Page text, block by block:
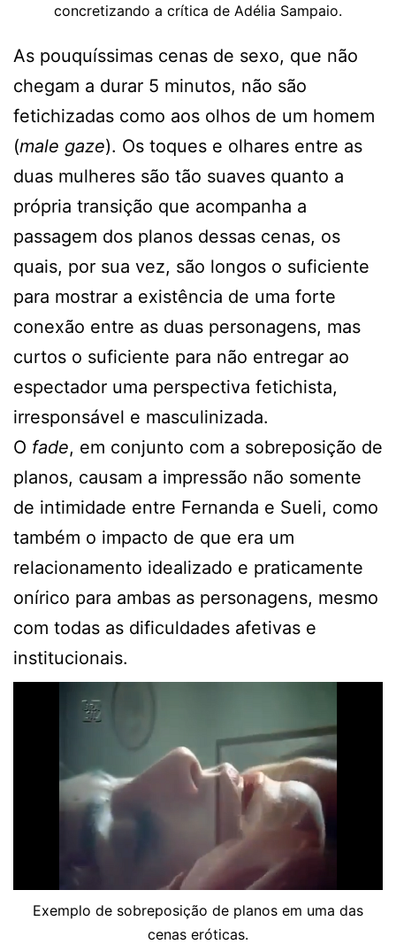
concretizando a crítica de Adélia Sampaio.
As pouquíssimas cenas de sexo, que não
chegam a durar 5 minutos, não são
fetichizadas como aos olhos de um homem
(male gaze). Os toques e olhares entre as
duas mulheres são tão suaves quanto a
própria transição que acompanha a
passagem dos planos dessas cenas, os
quais, por sua vez, são longos o suficiente
para mostrar a existência de uma forte
conexão entre as duas personagens, mas
curtos o suficiente para não entregar ao
espectador uma perspectiva fetichista,
irresponsável e masculinizada.
O fade, em conjunto com a sobreposição de
planos, causam a impressão não somente
de intimidade entre Fernanda e Sueli, como
também o impacto de que era um
relacionamento idealizado e praticamente
onírico para ambas as personagens, mesmo
com todas as dificuldades afetivas e
institucionais.
Exemplo de sobreposição de planos em uma das
cenas eróticas.